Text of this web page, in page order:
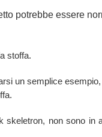
potrebbe essere
stoffa.
un semplice
non sono